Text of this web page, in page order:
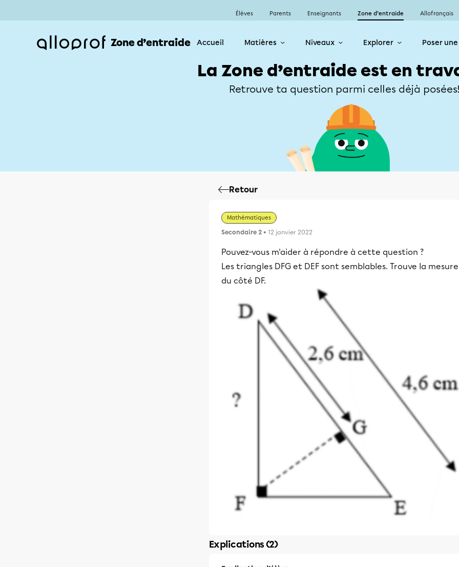
Élèves Parents Enseignants Zone d’entraide Allofrançais
Zone d’entraide Accueil Matières Niveaux Explorer Poser
La Zone d’entraide est en
Retrouve ta question parmi celles déjà
Retour
Mathématiques
Secondaire 2 • 12 janvier 2022
Pouvez-vous m'aider à répondre à cette question ?
Les triangles DFG et DEF sont semblables. Trouve la mesure
du côté DF.
Explications (2)